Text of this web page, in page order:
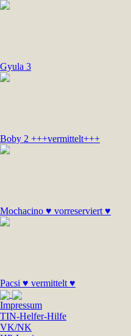
Gyula 3
Boby 2 +++vermittelt+++
Mochacino ♥ vorreserviert ♥
Pacsi ♥ vermittelt ♥
Impressum
TIN-Helfer-Hilfe
VK/NK